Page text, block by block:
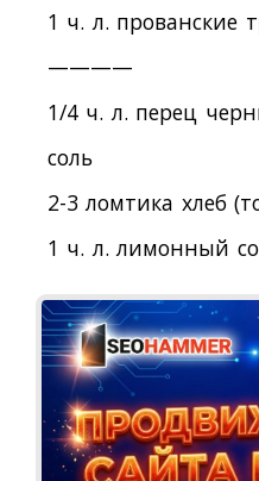
1 ч. л. прованские
————
1/4 ч. л. перец
соль
2-3 ломтика хлеб
1 ч. л. лимонный